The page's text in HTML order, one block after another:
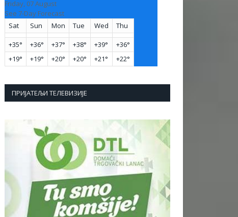
Friday, 07 August
See 7-Day Forecast
Sat
Sun Mon Tue Wed Thu
+35° +36° +37° +38° +39° +36°
+19° +19° +20° +20° +21° +22°
ПРИЈАТЕЉИ ТЕЛЕВИЗИЈЕ